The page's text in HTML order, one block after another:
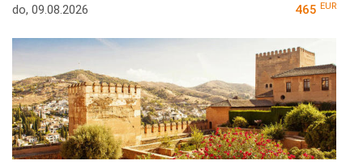
do, 09.08.2026 465 EUR